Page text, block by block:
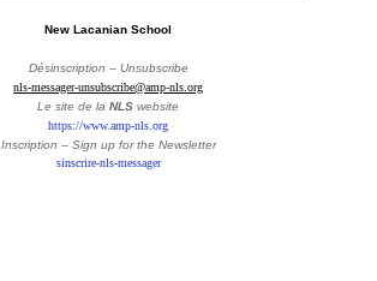
New Lacanian School
Désinscription – Unsubscribe
nls-messager-unsubscribe@amp-nls.org
Le site de la NLS website
https://www.amp-nls.org
Inscription – Sign up for the Newsletter
sinscrire-nls-messager